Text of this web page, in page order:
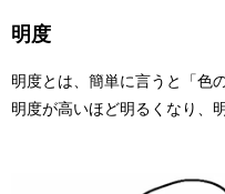
明度
明度とは、簡単に言うと「色
明度が高いほど明るくなり、